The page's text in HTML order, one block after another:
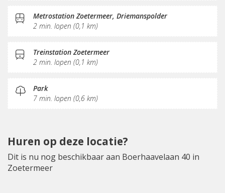
Pantry
Schoonmaak
Receptie
Postverwerking
Metrostation Zoetermeer, Driemanspolder
2 min. lopen (0,1 km)
Treinstation Zoetermeer
2 min. lopen (0,1 km)
Park
7 min. lopen (0,6 km)
Huren op deze locatie?
Dit is nu nog beschikbaar aan Boerhaavelaan 40 in
Zoetermeer